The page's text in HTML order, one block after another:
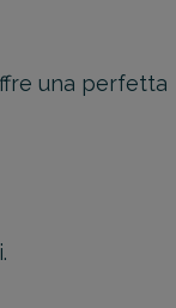
una perfetta